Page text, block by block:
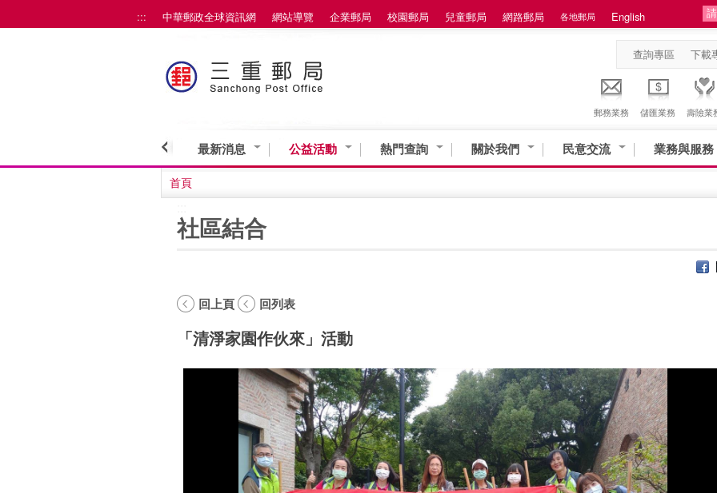
::: 中華郵政全球資訊網 網站導覽 企業郵局 校園郵局 兒童郵局 網路郵局 各地郵局 English
查詢專區 下載
郵務業務 儲匯業務 壽險業
最新消息 公益活動 熱門查詢 關於我們 民意交流 業務與服務
首頁
社區結合
回上頁 回列表
「清淨家園作伙來」活動